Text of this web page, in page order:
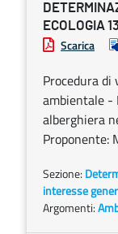
ECOLOGIA
Scarica
Procedura
ambientale -
alberghiera
Proponente:
Sezione:
interesse
Argomenti: